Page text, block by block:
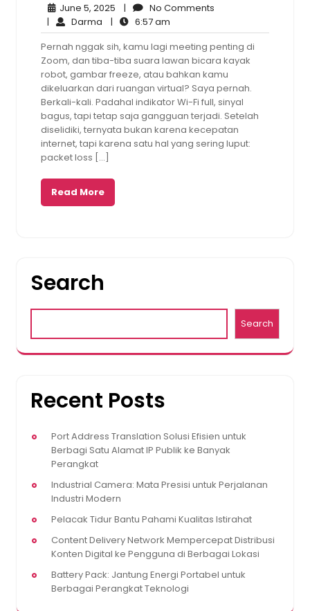
June 5, 2025 June
5,
2025
| No Comments
| Darma Darma
| 6:57 am
am
Pernah nggak sih, kamu lagi meeting penting di
Zoom, dan tiba-tiba suara lawan bicara kayak
robot, gambar freeze, atau bahkan kamu
dikeluarkan dari ruangan virtual? Saya pernah.
Berkali-kali. Padahal indikator Wi-Fi full, sinyal
bagus, tapi tetap saja gangguan terjadi. Setelah
diselidiki, ternyata bukan karena kecepatan
internet, tapi karena satu hal yang sering luput:
packet loss […]
Read More
Search
Search
Recent Posts
Port Address Translation Solusi Efisien untuk
Berbagi Satu Alamat IP Publik ke Banyak
Perangkat
Industrial Camera: Mata Presisi untuk Perjalanan
Industri Modern
Pelacak Tidur Bantu Pahami Kualitas Istirahat
Content Delivery Network Mempercepat Distribusi
Konten Digital ke Pengguna di Berbagai Lokasi
Battery Pack: Jantung Energi Portabel untuk
Berbagai Perangkat Teknologi